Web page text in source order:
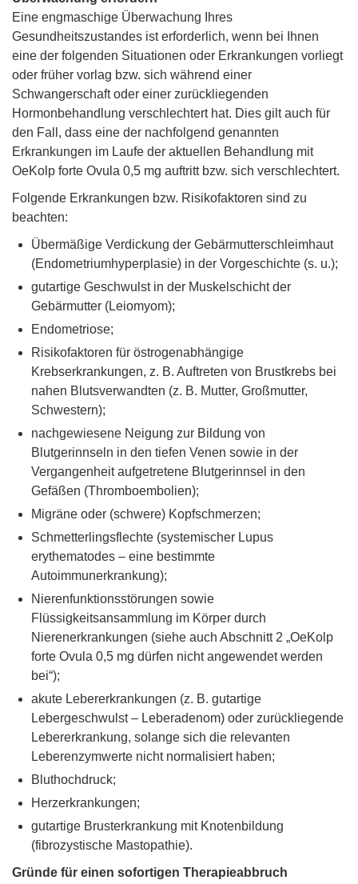
Eine engmaschige Überwachung Ihres
Gesundheitszustandes ist erforderlich, wenn bei Ihnen
eine der folgenden Situationen oder Erkrankungen vorliegt
oder früher vorlag bzw. sich während einer
Schwangerschaft oder einer zurückliegenden
Hormonbehandlung verschlechtert hat. Dies gilt auch für
den Fall, dass eine der nachfolgend genannten
Erkrankungen im Laufe der aktuellen Behandlung mit
OeKolp forte Ovula 0,5 mg auftritt bzw. sich verschlechtert.
Folgende Erkrankungen bzw. Risikofaktoren sind zu
beachten:
Übermäßige Verdickung der Gebärmutterschleimhaut
(Endometriumhyperplasie) in der Vorgeschichte (s. u.);
gutartige Geschwulst in der Muskelschicht der
Gebärmutter (Leiomyom);
Endometriose;
Risikofaktoren für östrogenabhängige
Krebserkrankungen, z. B. Auftreten von Brustkrebs bei
nahen Blutsverwandten (z. B. Mutter, Großmutter,
Schwestern);
nachgewiesene Neigung zur Bildung von
Blutgerinnseln in den tiefen Venen sowie in der
Vergangenheit aufgetretene Blutgerinnsel in den
Gefäßen (Thromboembolien);
Migräne oder (schwere) Kopfschmerzen;
Schmetterlingsflechte (systemischer Lupus
erythematodes – eine bestimmte
Autoimmunerkrankung);
Nierenfunktionsstörungen sowie
Flüssigkeitsansammlung im Körper durch
Nierenerkrankungen (siehe auch Abschnitt 2 „OeKolp
forte Ovula 0,5 mg dürfen nicht angewendet werden
bei“);
akute Lebererkrankungen (z. B. gutartige
Lebergeschwulst – Leberadenom) oder zurückliegende
Lebererkrankung, solange sich die relevanten
Leberenzymwerte nicht normalisiert haben;
Bluthochdruck;
Herzerkrankungen;
gutartige Brusterkrankung mit Knotenbildung
(fibrozystische Mastopathie).
Gründe für einen sofortigen Therapieabbruch